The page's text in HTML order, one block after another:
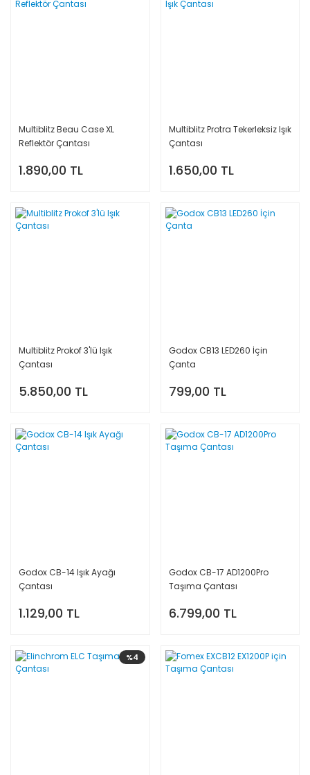
Multiblitz Beau Case XL
Reflektör Çantası
1.890,00 TL
Multiblitz Protra Tekerleksiz Işık
Çantası
1.650,00 TL
Multiblitz Prokof 3'lü Işık
Çantası
5.850,00 TL
Godox CB13 LED260 İçin
Çanta
799,00 TL
Godox CB-14 Işık Ayağı
Çantası
1.129,00 TL
Godox CB-17 AD1200Pro
Taşıma Çantası
6.799,00 TL
%4